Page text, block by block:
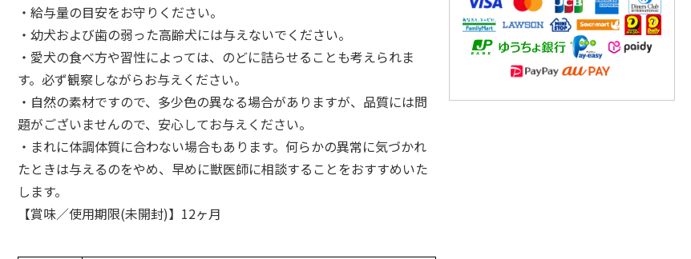
・給与量の目安をお守りください。
・幼犬および歯の弱った高齢犬には与えないでください。
・愛犬の食べ方や習性によっては、のどに詰らせることも考えられま
す。必ず観察しながらお与えください。
・自然の素材ですので、多少色の異なる場合がありますが、品質には問
題がございませんので、安心してお与えください。
・まれに体調体質に合わない場合もあります。何らかの異常に気づかれ
たときは与えるのをやめ、早めに獣医師に相談することをおすすめいた
します。
【賞味／使用期限(未開封)】12ヶ月